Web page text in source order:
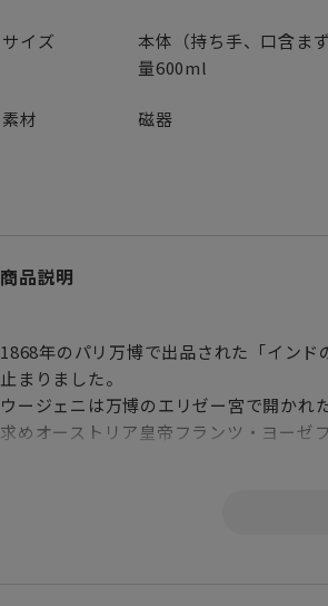
サイズ
本体（持ち手、口含
量600ml
素材 磁器
商品説明
1868年のパリ万博で出品された「イン
止まりました。
ウージェニは万博のエリゼー宮で開かれ
求めオーストリア皇帝フランツ・ヨーゼ
急いで作る必要があり、困ったヘレンド